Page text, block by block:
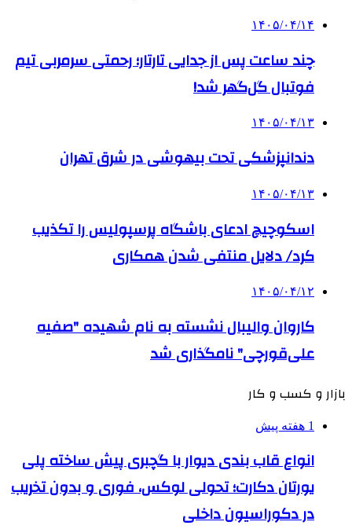
۱۴۰۵/۰۴/۱۴
چند ساعت پس از جدایی تارتار؛ رحمتی سرمربی تیم
فوتبال گل‌گهر شد!
۱۴۰۵/۰۴/۱۳
دندانپزشکی تحت بیهوشی در شرق تهران
۱۴۰۵/۰۴/۱۳
اسکوچیچ ادعای باشگاه پرسپولیس را تکذیب
کرد/ دلایل منتفی شدن همکاری
۱۴۰۵/۰۴/۱۲
کاروان والیبال نشسته به نام شهیده "صفیه
علی‌قورچی" نامگذاری شد
بازار و کسب و کار
1 هفته پیش
انواع قاب بندی دیوار با گچبری پیش ساخته پلی
یورتان دکارت؛ تحولی لوکس، فوری و بدون تخریب
در دکوراسیون داخلی